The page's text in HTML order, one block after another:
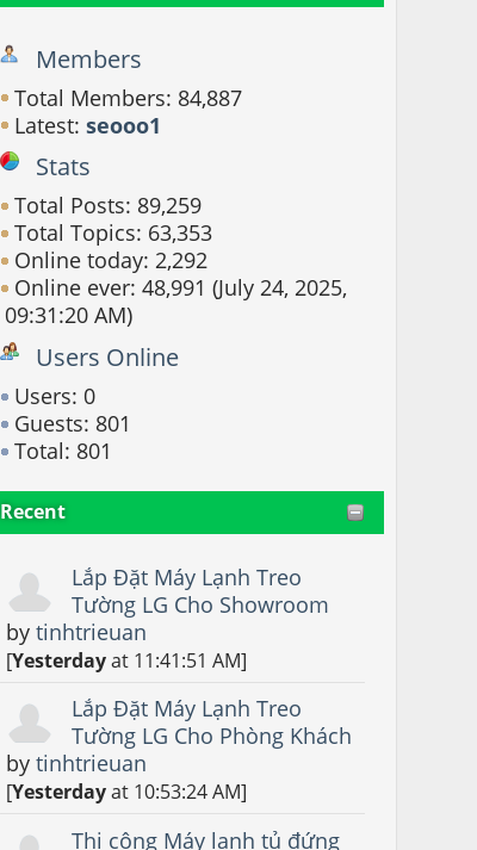
Members
Total Members: 84,887
Latest:seooo1
Stats
Total Posts: 89,259
Total Topics: 63,353
Online today: 2,292
Online ever: 48,991 (July 24, 2025,
09:31:20 AM)
Users Online
Users: 0
Guests: 801
Total: 801
Recent
Lắp Đặt Máy Lạnh Treo
Tường LG Cho Showroom
bytinhtrieuan
[Yesterdayat 11:41:51 AM]
Lắp Đặt Máy Lạnh Treo
Tường LG Cho Phòng Khách
bytinhtrieuan
[Yesterdayat 10:53:24 AM]
Thi công Máy lạnh tủ đứng